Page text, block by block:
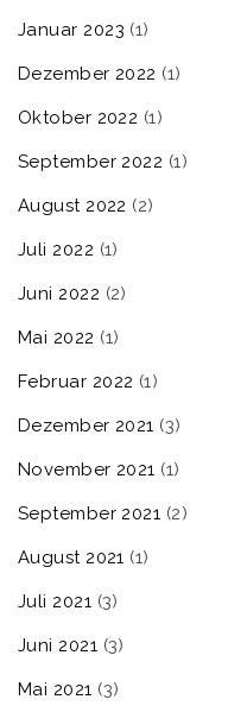
Januar 2023 (1)
Dezember 2022 (1)
Oktober 2022 (1)
September 2022 (1)
August 2022 (2)
Juli 2022 (1)
Juni 2022 (2)
Mai 2022 (1)
Februar 2022 (1)
Dezember 2021 (3)
November 2021 (1)
September 2021 (2)
August 2021 (1)
Juli 2021 (3)
Juni 2021 (3)
Mai 2021 (3)